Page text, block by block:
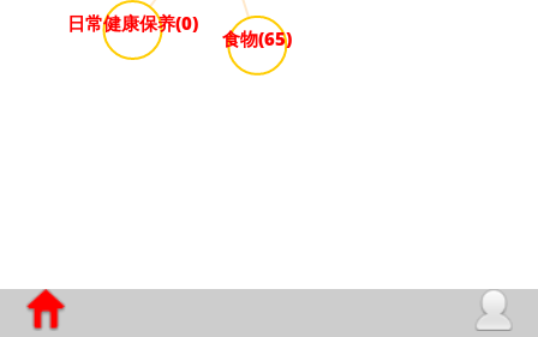
食物(65)
日常健康保养(0)